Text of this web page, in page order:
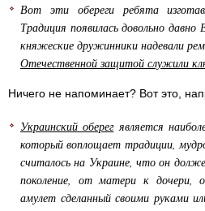
Вот эти обереги ребята
Традиция появилась довольно
княжеские дружинники надевали
Отечественной защитой служили
Ничего не напоминает? Вот это,
Украинский оберег является
который воплощает традиции,
считалось на Украине, что он
поколение, от матери к
амулет сделанный своими руками